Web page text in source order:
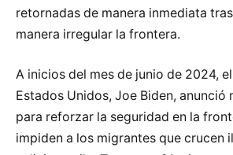
retornadas de manera inmediata
manera irregular la frontera.
A inicios del mes de junio de 2024,
Estados Unidos, Joe Biden, anunció
para reforzar la seguridad en la
impiden a los migrantes que crucen